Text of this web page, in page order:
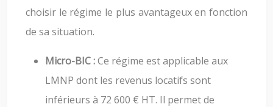
choisir le régime le plus avantageux en fonction
de sa situation.
Micro-BIC :Ce régime est applicable aux
LMNP dont les revenus locatifs sont
inférieurs à 72 600 € HT. Il permet de